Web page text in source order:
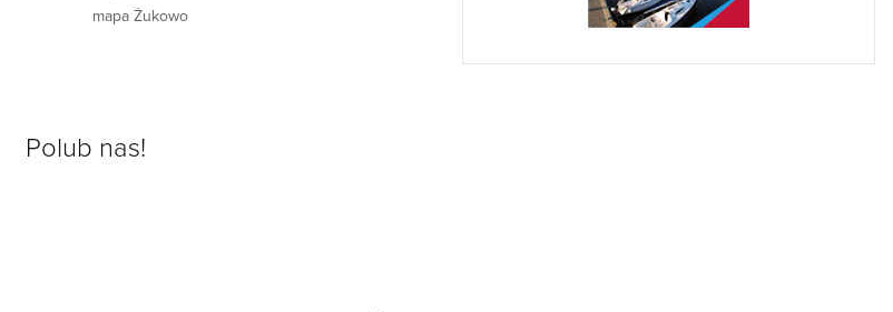
mapa Żukowo
Polub nas!